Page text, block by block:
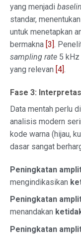
yang menjadi
standar,
untuk menetapkan
bermakna [3].
sampling rate 5
yang relevan [4].
Fase 3:
Data mentah perlu
analisis modern
kode warna (hijau,
dasar sangat
Peningkatan
mengindikasikan
Peningkatan
menandakan
Peningkatan